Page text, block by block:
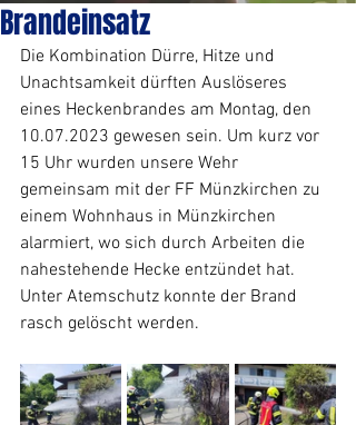
Brandeinsatz
Die Kombination Dürre, Hitze und
Unachtsamkeit dürften Auslöseres
eines Heckenbrandes am Montag, den
10.07.2023 gewesen sein. Um kurz vor
15 Uhr wurden unsere Wehr
gemeinsam mit der FF Münzkirchen zu
einem Wohnhaus in Münzkirchen
alarmiert, wo sich durch Arbeiten die
nahestehende Hecke entzündet hat.
Unter Atemschutz konnte der Brand
rasch gelöscht werden.